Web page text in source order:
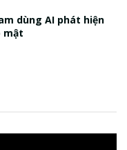
dùng AI phát hiện
mật